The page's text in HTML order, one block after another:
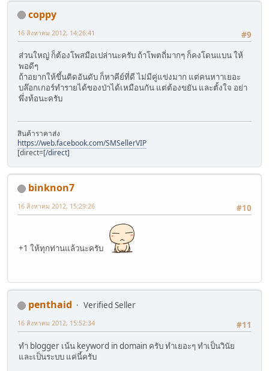
coppy
#9
16 สิงหาคม 2012, 14:26:41
ส่วนใหญ่ ก็ต้องโพสมือเปล่านะครับ ถ้าโพตถี่มากๆ ก็คงโดนแบน ให้
พอดีๆ
ถ้าอยากให้ขึ้นติดอันดับ ก็หาคีย์ที่ดี ไม่มีคู่แข่งมาก แต่คนหาาเยอะ
บล๊อกเกอร์ทำรายได้ของป่าได้เหมือนกัน แต่ต้องขยัน และตั้งใจ อย่า
พึ่งท้อนะครับ
สินค้าราคาส่ง
https://web.facebook.com/SMSellerVIP
[direct=[/direct]
binknon7
#10
16 สิงหาคม 2012, 15:29:26
+1 ให้ทุกท่านแล้วนะครับ
penthaid
Verified Seller
#11
16 สิงหาคม 2012, 15:52:34
ทำ blogger เน้น keyword in domain ครับ ทำเยอะๆ ทำเป็นวินัย
และเป็นระบบ แค่นี้ครับ